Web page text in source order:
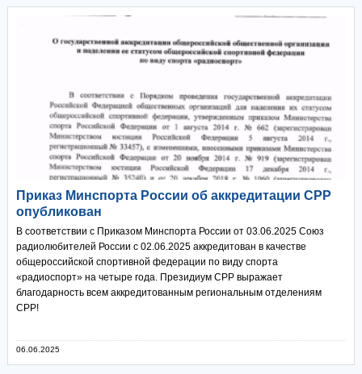
Приказ Минспорта России об аккредитации СРР
опубликован
В соответствии с Приказом Минспорта России от 03.06.2025 Союз
радиолюбителей России с 02.06.2025 аккредитован в качестве
общероссийской спортивной федерации по виду спорта
«радиоспорт» на четыре года. Президиум СРР выражает
благодарность всем аккредитованным региональным отделениям
СРР!
06.06.2025